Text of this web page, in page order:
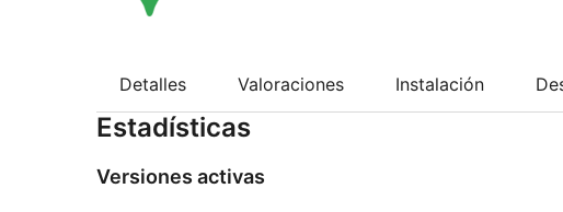
Detalles Valoraciones Instalación
Estadísticas
Versiones activas